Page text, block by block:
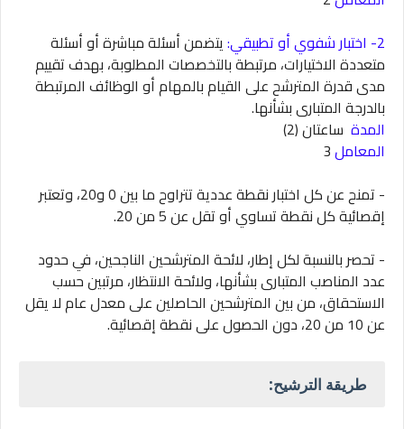
2- اختبار شفوي أو تطبيقي:
يتضمن أسئلة مباشرة أو أسئلة
متعددة الاختيارات، مرتبطة بالتخصصات المطلوبة، بهدف تقييم
مدى قدرة المترشح على القيام بالمهام أو الوظائف المرتبطة
بالدرجة المتبارى بشأنها.
المدة ساعتان (2)
المعامل
- تمنح عن كل اختبار نقطة عددية تتراوح ما بين 0 و20، وتعتبر
إقصائية كل نقطة تساوي أو تقل عن 5 من 20.
- تحصر بالنسبة لكل إطار، لائحة المترشحين الناجحين، في حدود
عدد المناصب المتبارى بشأنها، ولائحة الانتظار، مرتبين حسب
الاستحقاق، من بين المترشحين الحاصلين على معدل عام لا يقل
عن 10 من 20، دون الحصول على نقطة إقصائية.
طريقة الترشيح: